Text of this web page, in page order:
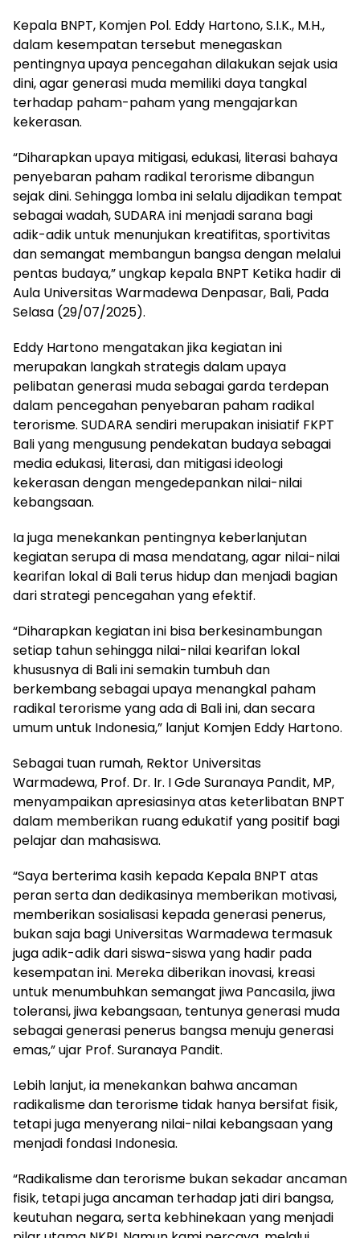
Kepala BNPT, Komjen Pol. Eddy Hartono, S.I.K., M.H.,
dalam kesempatan tersebut menegaskan
pentingnya upaya pencegahan dilakukan sejak usia
dini, agar generasi muda memiliki daya tangkal
terhadap paham-paham yang mengajarkan
kekerasan.
“Diharapkan upaya mitigasi, edukasi, literasi bahaya
penyebaran paham radikal terorisme dibangun
sejak dini. Sehingga lomba ini selalu dijadikan tempat
sebagai wadah, SUDARA ini menjadi sarana bagi
adik-adik untuk menunjukan kreatifitas, sportivitas
dan semangat membangun bangsa dengan melalui
pentas budaya,” ungkap kepala BNPT Ketika hadir di
Aula Universitas Warmadewa Denpasar, Bali, Pada
Selasa (29/07/2025).
Eddy Hartono mengatakan jika kegiatan ini
merupakan langkah strategis dalam upaya
pelibatan generasi muda sebagai garda terdepan
dalam pencegahan penyebaran paham radikal
terorisme. SUDARA sendiri merupakan inisiatif FKPT
Bali yang mengusung pendekatan budaya sebagai
media edukasi, literasi, dan mitigasi ideologi
kekerasan dengan mengedepankan nilai-nilai
kebangsaan.
Ia juga menekankan pentingnya keberlanjutan
kegiatan serupa di masa mendatang, agar nilai-nilai
kearifan lokal di Bali terus hidup dan menjadi bagian
dari strategi pencegahan yang efektif.
“Diharapkan kegiatan ini bisa berkesinambungan
setiap tahun sehingga nilai-nilai kearifan lokal
khususnya di Bali ini semakin tumbuh dan
berkembang sebagai upaya menangkal paham
radikal terorisme yang ada di Bali ini, dan secara
umum untuk Indonesia,” lanjut Komjen Eddy Hartono.
Sebagai tuan rumah, Rektor Universitas
Warmadewa, Prof. Dr. Ir. I Gde Suranaya Pandit, MP,
menyampaikan apresiasinya atas keterlibatan BNPT
dalam memberikan ruang edukatif yang positif bagi
pelajar dan mahasiswa.
“Saya berterima kasih kepada Kepala BNPT atas
peran serta dan dedikasinya memberikan motivasi,
memberikan sosialisasi kepada generasi penerus,
bukan saja bagi Universitas Warmadewa termasuk
juga adik-adik dari siswa-siswa yang hadir pada
kesempatan ini. Mereka diberikan inovasi, kreasi
untuk menumbuhkan semangat jiwa Pancasila, jiwa
toleransi, jiwa kebangsaan, tentunya generasi muda
sebagai generasi penerus bangsa menuju generasi
emas,” ujar Prof. Suranaya Pandit.
Lebih lanjut, ia menekankan bahwa ancaman
radikalisme dan terorisme tidak hanya bersifat fisik,
tetapi juga menyerang nilai-nilai kebangsaan yang
menjadi fondasi Indonesia.
“Radikalisme dan terorisme bukan sekadar ancaman
fisik, tetapi juga ancaman terhadap jati diri bangsa,
keutuhan negara, serta kebhinekaan yang menjadi